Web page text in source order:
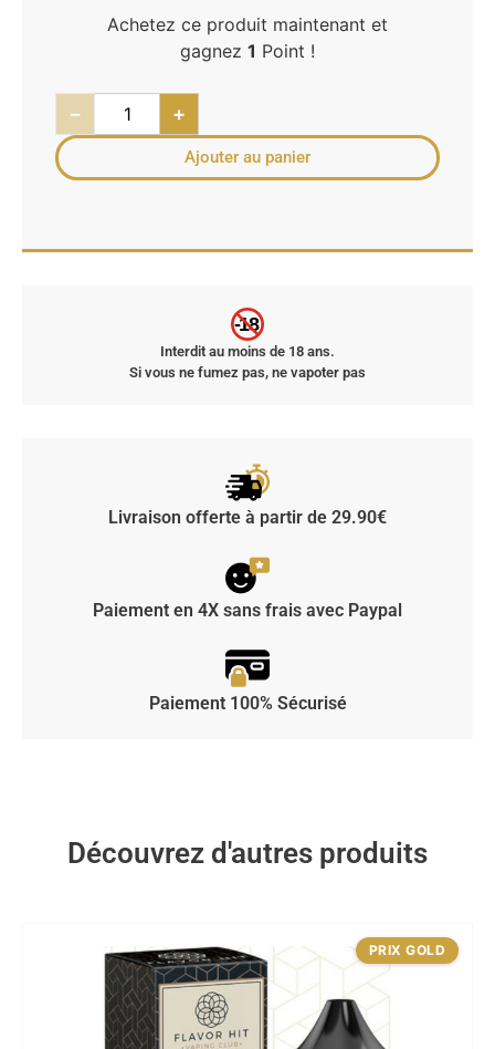
Achetez ce produit maintenant et
gagnez 1 Point !
− +
Ajouter au panier
-18
Interdit au moins de 18 ans.
Si vous ne fumez pas, ne vapoter pas
Livraison offerte à partir de 29.90€
Paiement en 4X sans frais avec Paypal
Paiement 100% Sécurisé
Découvrez d'autres produits
PRIX GOLD